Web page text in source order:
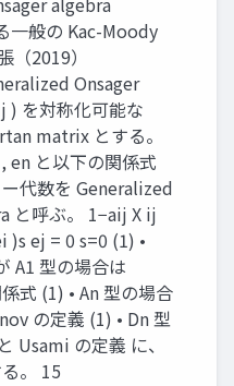
一般の Kac-Moody
（2019）
Onsager
) を対称化可能な
matrix とする。
en と以下の関係式
代数を Generalized
と呼ぶ。 1−aij X ij
)s ej = 0 s=0 (1) •
A1 型の場合は
式 (1) • An 型の場合
の定義 (1) • Dn 型
Usami の定義 に、
。 15